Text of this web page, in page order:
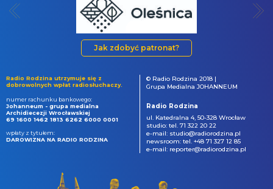
Jak zdobyć patronat?
Radio Rodzina utrzymuje się z
dobrowolnych wpłat radiosłuchaczy.
numer rachunku bankowego:
Johanneum - grupa medialna
Archidiecezji Wrocławskiej
69 1600 1462 1813 6262 6000 0001
wpłaty z tytułem:
DAROWIZNA NA RADIO RODZINA
© Radio Rodzina 2018 |
Grupa Medialna JOHANNEUM
Radio Rodzina
ul. Katedralna 4, 50-328 Wrocław
studio: tel. 71 322 20 22
e-mail: studio@radiorodzina.pl
newsroom: tel. +48 71 327 12 85
e-mail: reporter@radiorodzina.pl